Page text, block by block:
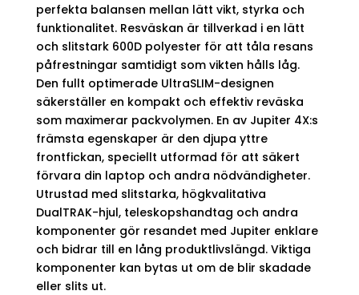
perfekta balansen mellan lätt vikt, styrka och
funktionalitet. Resväskan är tillverkad i en lätt
och slitstark 600D polyester för att tåla resans
påfrestningar samtidigt som vikten hålls låg.
Den fullt optimerade UltraSLIM-designen
säkerställer en kompakt och effektiv reväska
som maximerar packvolymen. En av Jupiter 4X:s
främsta egenskaper är den djupa yttre
frontfickan, speciellt utformad för att säkert
förvara din laptop och andra nödvändigheter.
Utrustad med slitstarka, högkvalitativa
DualTRAK-hjul, teleskopshandtag och andra
komponenter gör resandet med Jupiter enklare
och bidrar till en lång produktlivslängd. Viktiga
komponenter kan bytas ut om de blir skadade
eller slits ut.